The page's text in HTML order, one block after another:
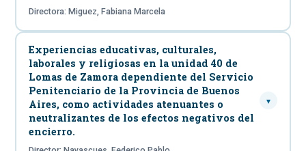
Directora: Miguez, Fabiana Marcela
Experiencias educativas, culturales,
laborales y religiosas en la unidad 40 de
Lomas de Zamora dependiente del Servicio
Penitenciario de la Provincia de Buenos
Aires, como actividades atenuantes o
neutralizantes de los efectos negativos del
encierro.
▾